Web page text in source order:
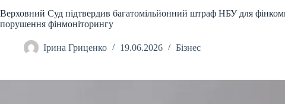
Верховний Суд підтвердив багатомільйонний штраф НБУ для
порушення фінмоніторингу
Ірина Гриценко 19.06.2026 Бізнес